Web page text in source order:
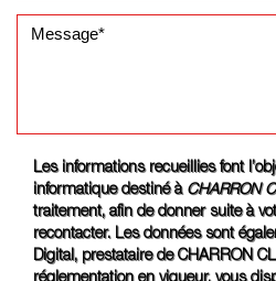
Les informations recueillies font
informatique destiné à
traitement, afin de donner suite à
recontacter. Les données sont
Digital, prestataire de CHARRON CLAUDE. Conformément à la